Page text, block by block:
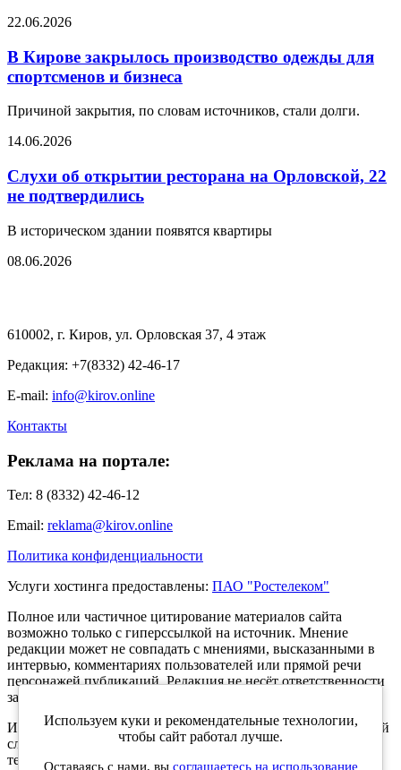
22.06.2026
В Кирове закрылось производство одежды для
спортсменов и бизнеса
Причиной закрытия, по словам источников, стали долги.
14.06.2026
Слухи об открытии ресторана на Орловской, 22
не подтвердились
В историческом здании появятся квартиры
08.06.2026
610002, г. Киров, ул. Орловская 37, 4 этаж
Редакция: +7(8332) 42-46-17
E-mail: info@kirov.online
Контакты
Реклама на портале:
Тел: 8 (8332) 42-46-12
Email: reklama@kirov.online
Политика конфиденциальности
Услуги хостинга предоставлены: ПАО "Ростелеком"
Полное или частичное цитирование материалов сайта
возможно только с гиперссылкой на источник. Мнение
редакции может не совпадать с мнениями, высказанными в
интервью, комментариях пользователей или прямой речи
персонажей публикаций. Редакция не несёт ответственности
за текст комментариев читателей.
Интернет-портал Kirov.online зарегистрирован в Федеральной
службе по надзору в сфере связи, информационных
технологий и массовых коммуникаций (Роскомнадзор) 5
Используем куки и рекомендательные технологии,
чтобы сайт работал лучше.
Оставаясь с нами, вы соглашаетесь на использование